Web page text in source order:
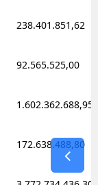
238.401.851,62
92.565.525,00
1.602.362.688,95
172.638.488,80